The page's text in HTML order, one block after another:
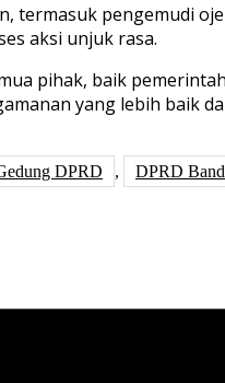
termasuk pengemudi
aksi unjuk rasa.
pihak, baik
yang lebih baik
DPRD ,
DPRD